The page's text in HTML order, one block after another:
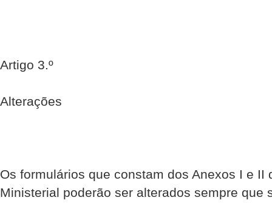
Artigo 3.º
Alterações
Os formulários que constam dos Anexos I e II
Ministerial poderão ser alterados sempre que